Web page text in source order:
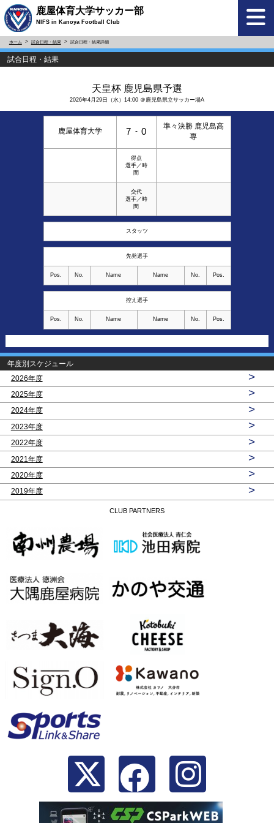
鹿屋体育大学サッカー部
NIFS in Kanoya Football Club
ホーム 試合日程・結果 試合日程・結果詳細
試合日程・結果
天皇杯 鹿児島県予選
2026年4月29日（水）14:00 ＠鹿児島県立サッカー場A
鹿屋体育大学 7 - 0
準々決勝 鹿児島高
専
得点
選手／時
間
交代
選手／時
間
スタッツ
先発選手
Pos. No. Name Name No. Pos.
控え選手
Pos. No. Name Name No. Pos.
年度別スケジュール
2026年度
>
2025年度 >
2024年度 >
2023年度 >
2022年度 >
2021年度 >
2020年度 >
2019年度 >
CLUB PARTNERS